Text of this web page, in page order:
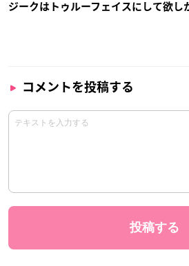
ジークはトゥルーフェイスにして欲
コメントを投稿する